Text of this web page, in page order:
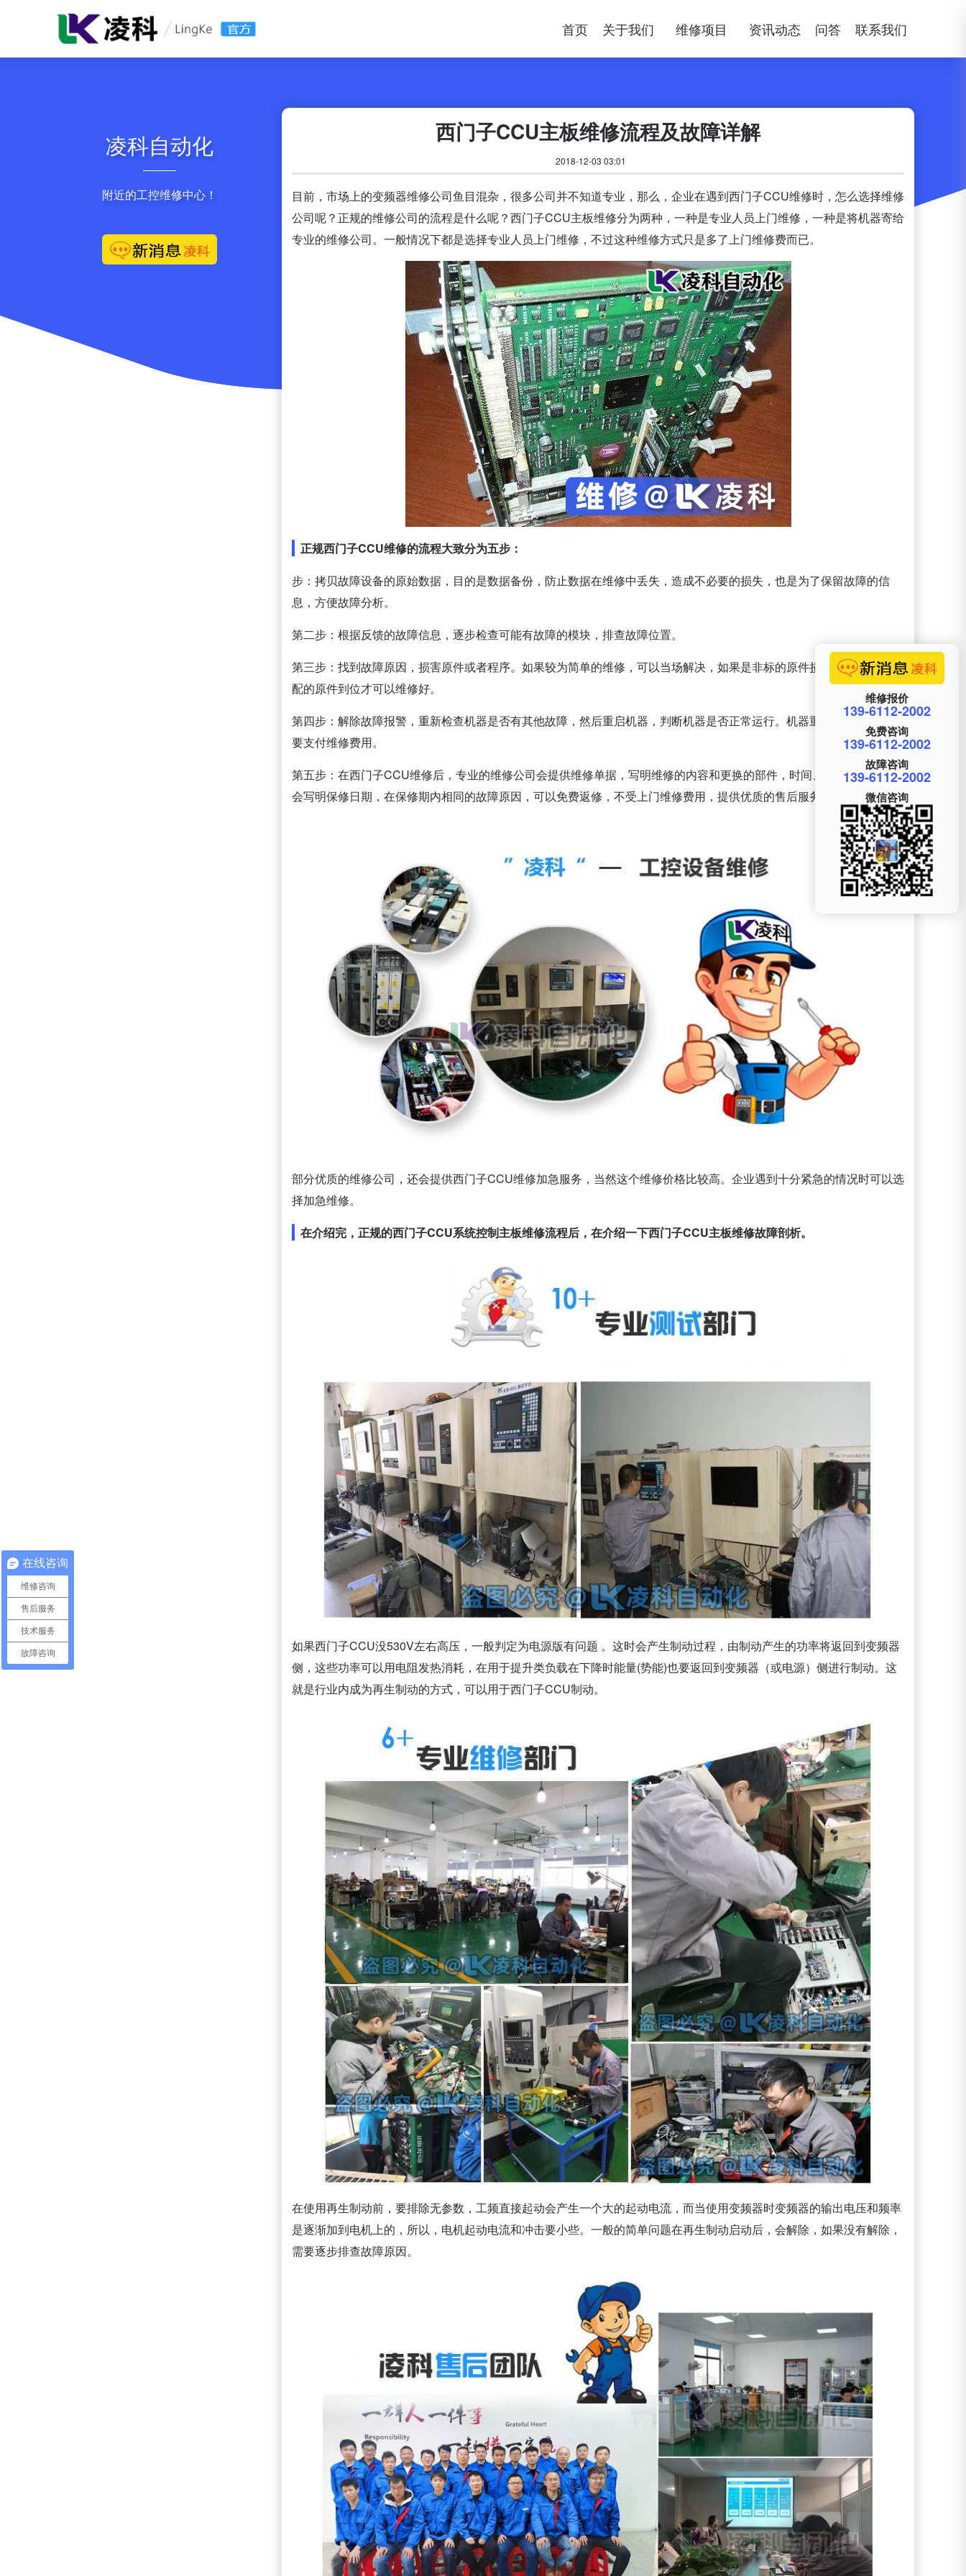
首页 关于我们 维修项目 资讯动态 问答 联系我们
凌科自动化
附近的工控维修中心！
西门子CCU主板维修流程及故障详解
2018-12-03 03:01
目前，市场上的变频器维修公司鱼目混杂，很多公司并不知道专业，那么，企业在遇到西门子CCU维修时，怎么选择维修
公司呢？正规的维修公司的流程是什么呢？西门子CCU主板维修分为两种，一种是专业人员上门维修，一种是将机器寄给
专业的维修公司。一般情况下都是选择专业人员上门维修，不过这种维修方式只是多了上门维修费而已。
正规西门子CCU维修的流程大致分为五步：
步：拷贝故障设备的原始数据，目的是数据备份，防止数据在维修中丢失，造成不必要的损失，也是为了保留故障的信
息，方便故障分析。
第二步：根据反馈的故障信息，逐步检查可能有故障的模块，排查故障位置。
第三步：找到故障原因，损害原件或者程序。如果较为简单的维修，可以当场解决，如果是非标的原件损坏，可能需要适
配的原件到位才可以维修好。
第四步：解除故障报警，重新检查机器是否有其他故障，然后重启机器，判断机器是否正常运行。机器重新正常，企业需
要支付维修费用。
第五步：在西门子CCU维修后，专业的维修公司会提供维修单据，写明维修的内容和更换的部件，时间、地点、价格，还
会写明保修日期，在保修期内相同的故障原因，可以免费返修，不受上门维修费用，提供优质的售后服务。
部分优质的维修公司，还会提供西门子CCU维修加急服务，当然这个维修价格比较高。企业遇到十分紧急的情况时可以选
择加急维修。
在介绍完，正规的西门子CCU系统控制主板维修流程后，在介绍一下西门子CCU主板维修故障剖析。
如果西门子CCU没530V左右高压，一般判定为电源版有问题 。这时会产生制动过程，由制动产生的功率将返回到变频器
侧，这些功率可以用电阻发热消耗，在用于提升类负载在下降时能量(势能)也要返回到变频器（或电源）侧进行制动。这
就是行业内成为再生制动的方式，可以用于西门子CCU制动。
在使用再生制动前，要排除无参数，工频直接起动会产生一个大的起动电流，而当使用变频器时变频器的输出电压和频率
是逐渐加到电机上的，所以，电机起动电流和冲击要小些。一般的简单问题在再生制动启动后，会解除，如果没有解除，
需要逐步排查故障原因。
维修报价
139-6112-2002
免费咨询
139-6112-2002
故障咨询
139-6112-2002
微信咨询
在线咨询
维修咨询
售后服务
技术服务
故障咨询